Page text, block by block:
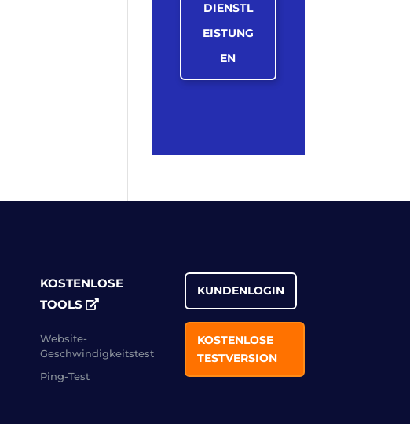
DIENSTL
EISTUNG
EN
KOSTENLOSE
TOOLS
Website-
Geschwindigkeitstest
Ping-Test
KUNDENLOGIN
KOSTENLOSE
TESTVERSION